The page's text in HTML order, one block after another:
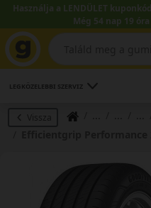
Használja a LENDÜLET
Még 54 nap 19
LEGKÖZELEBBI SZERVIZ
Vissza